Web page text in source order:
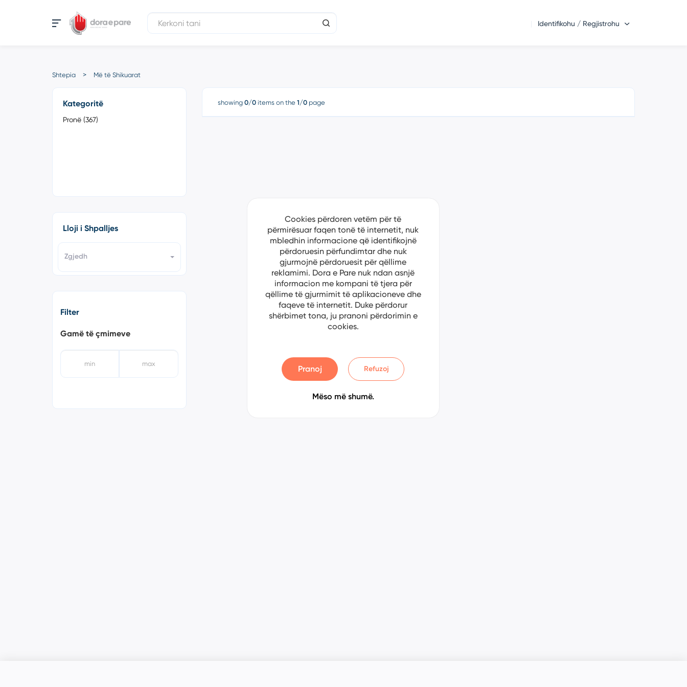
Identifikohu / Regjistrohu
Shtepia Më të Shikuarat
Kategoritë
Pronë (367)
Lloji i Shpalljes
Zgjedh
Filter
Gamë të çmimeve
showing 0/0 items on the 1/0page
Cookies përdoren vetëm për të
përmirësuar faqen tonë të internetit, nuk
mbledhin informacione që identifikojnë
përdoruesin përfundimtar dhe nuk
gjurmojnë përdoruesit për qëllime
reklamimi. Dora e Pare nuk ndan asnjë
informacion me kompani të tjera për
qëllime të gjurmimit të aplikacioneve dhe
faqeve të internetit. Duke përdorur
shërbimet tona, ju pranoni përdorimin e
cookies.
Pranoj Refuzoj
Mëso më shumë.